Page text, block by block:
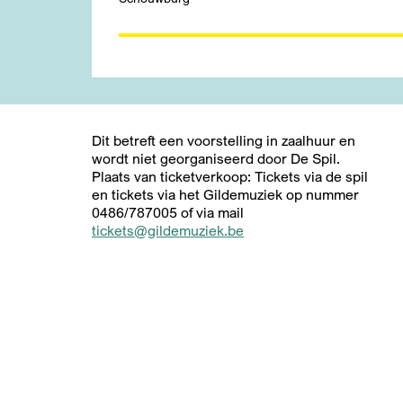
Dit betreft een voorstelling in zaalhuur en
wordt niet georganiseerd door De Spil.
Plaats van ticketverkoop: Tickets via de spil
en tickets via het Gildemuziek op nummer
0486/787005 of via mail
tickets@gildemuziek.be
Inzoomen